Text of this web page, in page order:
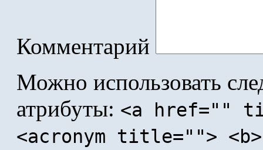
Комментарий
Можно использовать
атрибуты: <a href=""
<acronym title="">